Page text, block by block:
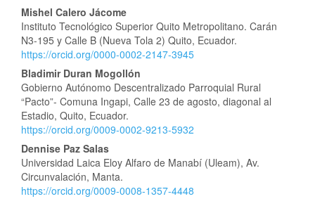
Contenido
principal
del
artículo
Mishel Calero Jácome
Instituto Tecnológico Superior Quito Metropolitano. Carán
N3-195 y Calle B (Nueva Tola 2) Quito, Ecuador.
https://orcid.org/0000-0002-2147-3945
Bladimir Duran Mogollón
Gobierno Autónomo Descentralizado Parroquial Rural
“Pacto”- Comuna Ingapi, Calle 23 de agosto, diagonal al
Estadio, Quito, Ecuador.
https://orcid.org/0009-0002-9213-5932
Dennise Paz Salas
Universidad Laica Eloy Alfaro de Manabí (Uleam), Av.
Circunvalación, Manta.
https://orcid.org/0009-0008-1357-4448